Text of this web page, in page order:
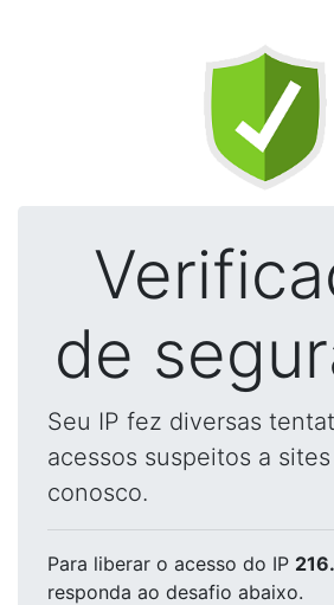
de
Seu IP fez diversas
acessos suspeitos a
conosco.
Para liberar o acesso do IP
responda ao desafio abaixo.